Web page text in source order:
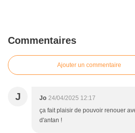
Commentaires
Ajouter un commentaire
J Jo 24/04/2025 12:17
ça fait plaisir de pouvoir renouer
d'antan !